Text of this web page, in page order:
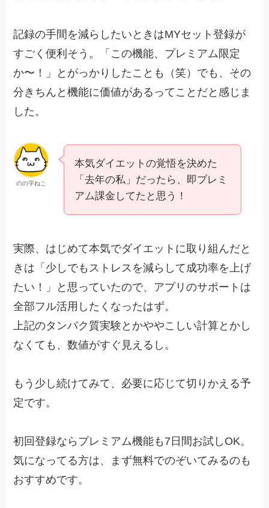
記録の手間を減らしたいときはMYセット登録が
すごく便利そう。「この機能、プレミアム限定
か〜！」とがっかりしたことも（笑）でも、その
分きちんと機能に価値があるってことだと感じま
した。
のの字ねこ
本気ダイエットの覚悟を決めた
「去年の私」だったら、即プレミ
アム課金してたと思う！
実際、はじめて本気でダイエットに取り組んだと
きは「少しでもストレスを減らして成功率を上げ
たい！」と思っていたので、アプリのサポートは
全部フル活用したくなったはず。
上記のタンパク質実験とかややこしい計算とかし
なくても、数値がすぐ見えるし。
もう少し続けてみて、必要に応じて切りかえる予
定です。
初回登録ならプレミアム機能も7日間お試しOK。
気になってる方は、まず無料でのぞいてみるのも
おすすめです。